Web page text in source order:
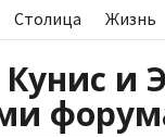
Столица Жизнь
и